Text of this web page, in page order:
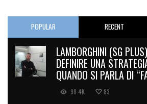
POPULAR RECENT
LAMBORGHINI (SG
DEFINIRE UNA
QUANDO SI PARLA DI
98.4K 83